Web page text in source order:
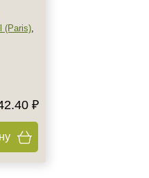
(Paris),
₽